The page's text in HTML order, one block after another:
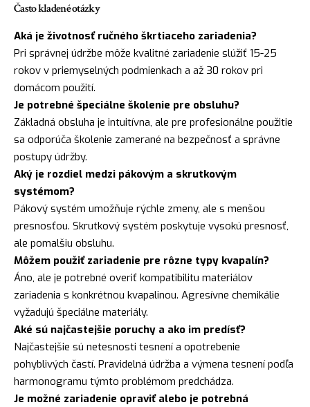
Často kladené otázky
Aká je životnosť ručného škrtiaceho zariadenia?
Pri správnej údržbe môže kvalitné zariadenie slúžiť 15-25
rokov v priemyselných podmienkach a až 30 rokov pri
domácom použití.
Je potrebné špeciálne školenie pre obsluhu?
Základná obsluha je intuitívna, ale pre profesionálne použitie
sa odporúča školenie zamerané na bezpečnosť a správne
postupy údržby.
Aký je rozdiel medzi pákovým a skrutkovým
systémom?
Pákový systém umožňuje rýchle zmeny, ale s menšou
presnosťou. Skrutkový systém poskytuje vysokú presnosť,
ale pomalšiu obsluhu.
Môžem použiť zariadenie pre rôzne typy kvapalín?
Áno, ale je potrebné overiť kompatibilitu materiálov
zariadenia s konkrétnou kvapalinou. Agresívne chemikálie
vyžadujú špeciálne materiály.
Aké sú najčastejšie poruchy a ako im predísť?
Najčastejšie sú netesnosti tesnení a opotrebenie
pohyblivých častí. Pravidelná údržba a výmena tesnení podľa
harmonogramu týmto problémom predchádza.
Je možné zariadenie opraviť alebo je potrebná